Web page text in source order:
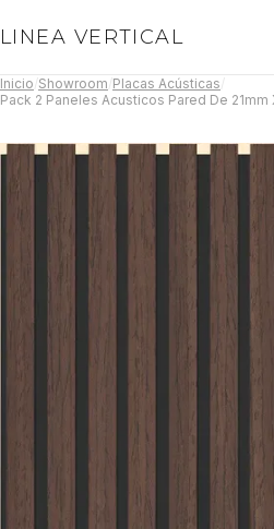
LINEA VERTICAL
Inicio Showroom Placas Acústicas
Pack 2 Paneles Acusticos Pared De